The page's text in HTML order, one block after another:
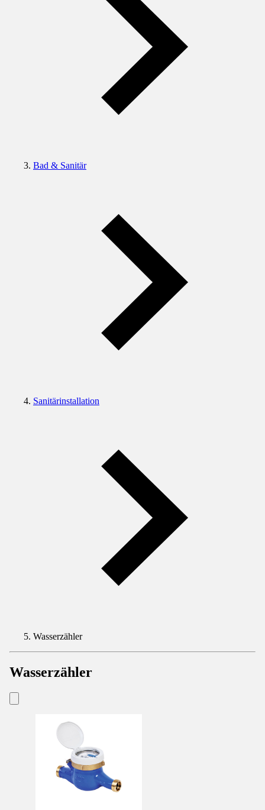
Bad & Sanitär
Sanitärinstallation
Wasserzähler
Wasserzähler